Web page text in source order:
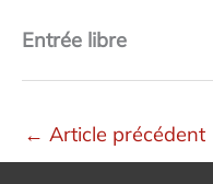
Entrée libre
← Article précédent